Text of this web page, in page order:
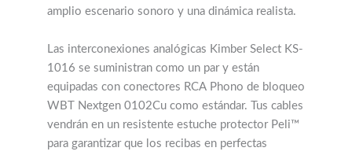
amplio escenario sonoro y una dinámica realista.
Las interconexiones analógicas Kimber Select KS-
1016 se suministran como un par y están
equipadas con conectores RCA Phono de bloqueo
WBT Nextgen 0102Cu como estándar. Tus cables
vendrán en un resistente estuche protector Peli™
para garantizar que los recibas en perfectas